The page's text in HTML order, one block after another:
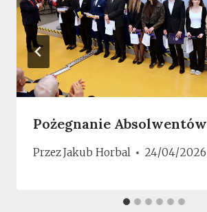
Pożegnanie Absolwentów
PrzezJakub Horbal 24/04/2026